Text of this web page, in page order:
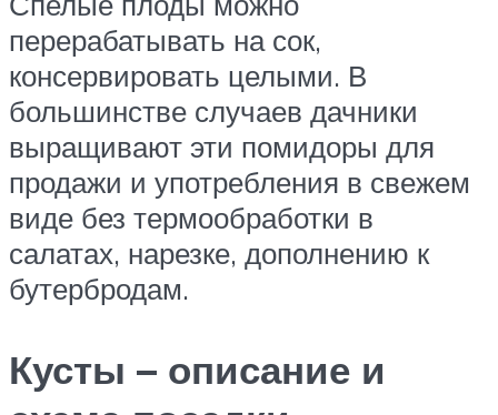
перерабатывать на сок,
консервировать целыми. В
большинстве случаев дачники
выращивают эти помидоры для
продажи и употребления в свежем
виде без термообработки в
салатах, нарезке, дополнению к
бутербродам.
Кусты – описание и